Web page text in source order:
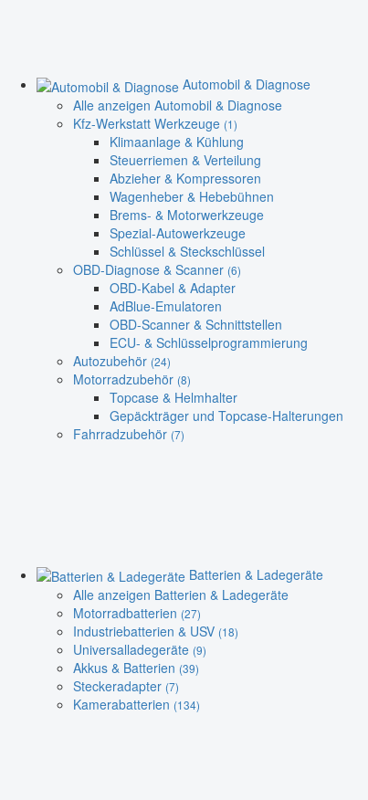
Automobil & Diagnose
Alle anzeigen Automobil & Diagnose
Kfz-Werkstatt Werkzeuge (1)
Klimaanlage & Kühlung
Steuerriemen & Verteilung
Abzieher & Kompressoren
Wagenheber & Hebebühnen
Brems- & Motorwerkzeuge
Spezial-Autowerkzeuge
Schlüssel & Steckschlüssel
OBD-Diagnose & Scanner (6)
OBD-Kabel & Adapter
AdBlue-Emulatoren
OBD-Scanner & Schnittstellen
ECU- & Schlüsselprogrammierung
Autozubehör (24)
Motorradzubehör (8)
Topcase & Helmhalter
Gepäckträger und Topcase-Halterungen
Fahrradzubehör (7)
Batterien & Ladegeräte
Alle anzeigen Batterien & Ladegeräte
Motorradbatterien (27)
Industriebatterien & USV (18)
Universalladegeräte (9)
Akkus & Batterien (39)
Steckeradapter (7)
Kamerabatterien (134)